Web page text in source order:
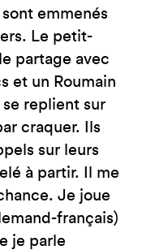
emmenés
Le petit-
partage avec
et un Roumain
replient sur
craquer. Ils
sur leurs
à partir. Il me
Je joue
français)
je parle